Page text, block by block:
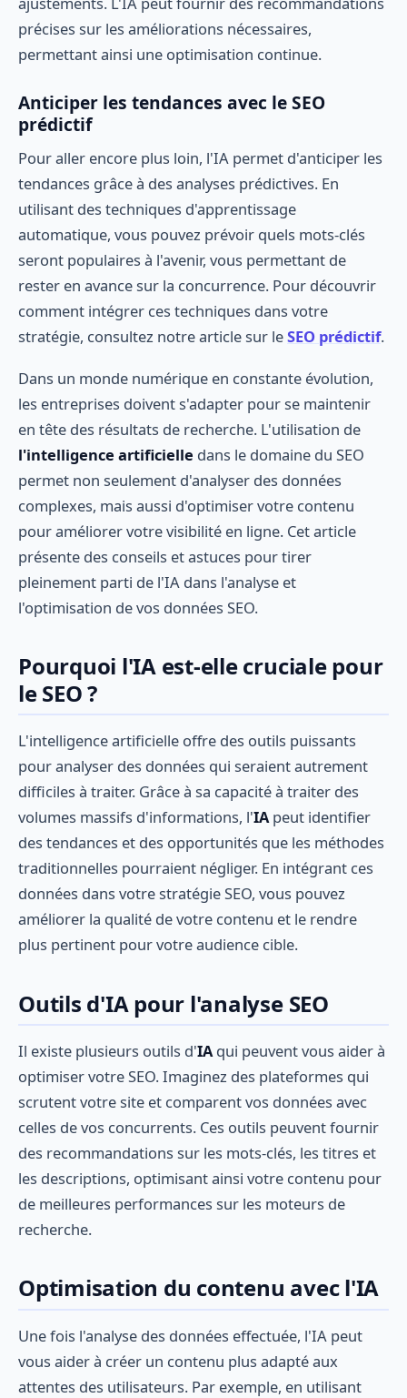
précises sur les améliorations nécessaires,
permettant ainsi une optimisation continue.
Anticiper les tendances avec le SEO
prédictif
Pour aller encore plus loin, l'IA permet d'anticiper les
tendances grâce à des analyses prédictives. En
utilisant des techniques d'apprentissage
automatique, vous pouvez prévoir quels mots-clés
seront populaires à l'avenir, vous permettant de
rester en avance sur la concurrence. Pour découvrir
comment intégrer ces techniques dans votre
stratégie, consultez notre article sur leSEO prédictif.
Dans un monde numérique en constante évolution,
les entreprises doivent s'adapter pour se maintenir
en tête des résultats de recherche. L'utilisation de
l'intelligence artificielle dans le domaine du SEO
permet non seulement d'analyser des données
complexes, mais aussi d'optimiser votre contenu
pour améliorer votre visibilité en ligne. Cet article
présente des conseils et astuces pour tirer
pleinement parti de l'IA dans l'analyse et
l'optimisation de vos données SEO.
Pourquoi l'IA est-elle cruciale pour
le SEO ?
L'intelligence artificielle offre des outils puissants
pour analyser des données qui seraient autrement
difficiles à traiter. Grâce à sa capacité à traiter des
volumes massifs d'informations, l'IApeut identifier
des tendances et des opportunités que les méthodes
traditionnelles pourraient négliger. En intégrant ces
données dans votre stratégie SEO, vous pouvez
améliorer la qualité de votre contenu et le rendre
plus pertinent pour votre audience cible.
Outils d'IA pour l'analyse SEO
Il existe plusieurs outils d'IAqui peuvent vous aider à
optimiser votre SEO. Imaginez des plateformes qui
scrutent votre site et comparent vos données avec
celles de vos concurrents. Ces outils peuvent fournir
des recommandations sur les mots-clés, les titres et
les descriptions, optimisant ainsi votre contenu pour
de meilleures performances sur les moteurs de
recherche.
Optimisation du contenu avec l'IA
Une fois l'analyse des données effectuée, l'IA peut
vous aider à créer un contenu plus adapté aux
attentes des utilisateurs. Par exemple, en utilisant